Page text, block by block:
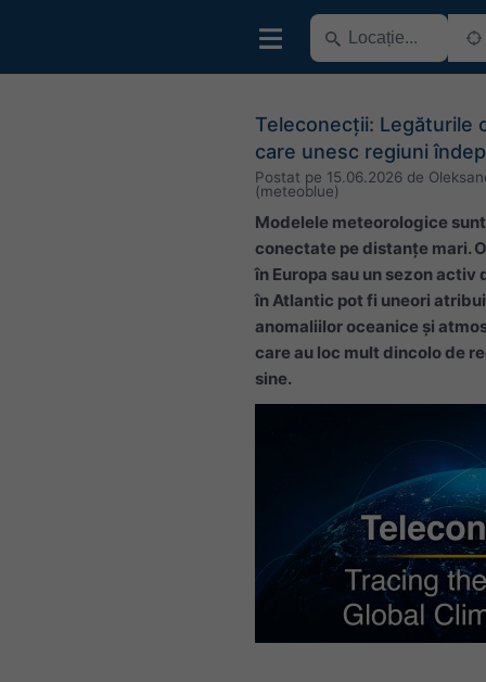
Teleconecții: Legăturile
care unesc regiuni
Postat pe 15.06.2026 de
(meteoblue)
Modelele meteorologice
conectate pe distanțe mari.
în Europa sau un sezon activ
în Atlantic pot fi uneori
anomaliilor oceanice și
care au loc mult dincolo de
sine.